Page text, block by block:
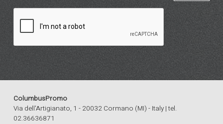
ColumbusPromo
Via dell'Artigianato, 1 - 20032 Cormano (MI) - Italy | tel.
02.36636871